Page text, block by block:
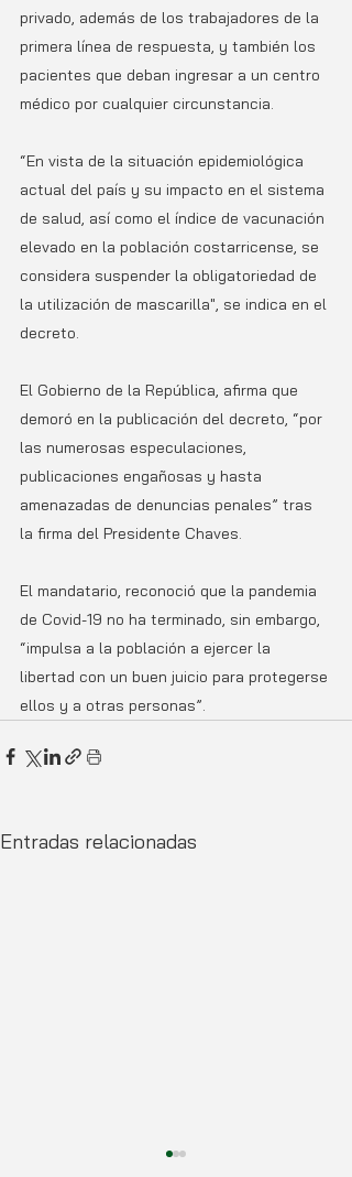
privado, además de los trabajadores de la
primera línea de respuesta, y también los
pacientes que deban ingresar a un centro
médico por cualquier circunstancia.
“En vista de la situación epidemiológica
actual del país y su impacto en el sistema
de salud, así como el índice de vacunación
elevado en la población costarricense, se
considera suspender la obligatoriedad de
la utilización de mascarilla", se indica en el
decreto.
El Gobierno de la República, afirma que
demoró en la publicación del decreto, “por
las numerosas especulaciones,
publicaciones engañosas y hasta
amenazadas de denuncias penales” tras
la firma del Presidente Chaves.
El mandatario, reconoció que la pandemia
de Covid-19 no ha terminado, sin embargo,
“impulsa a la población a ejercer la
libertad con un buen juicio para protegerse
ellos y a otras personas”.
Entradas relacionadas